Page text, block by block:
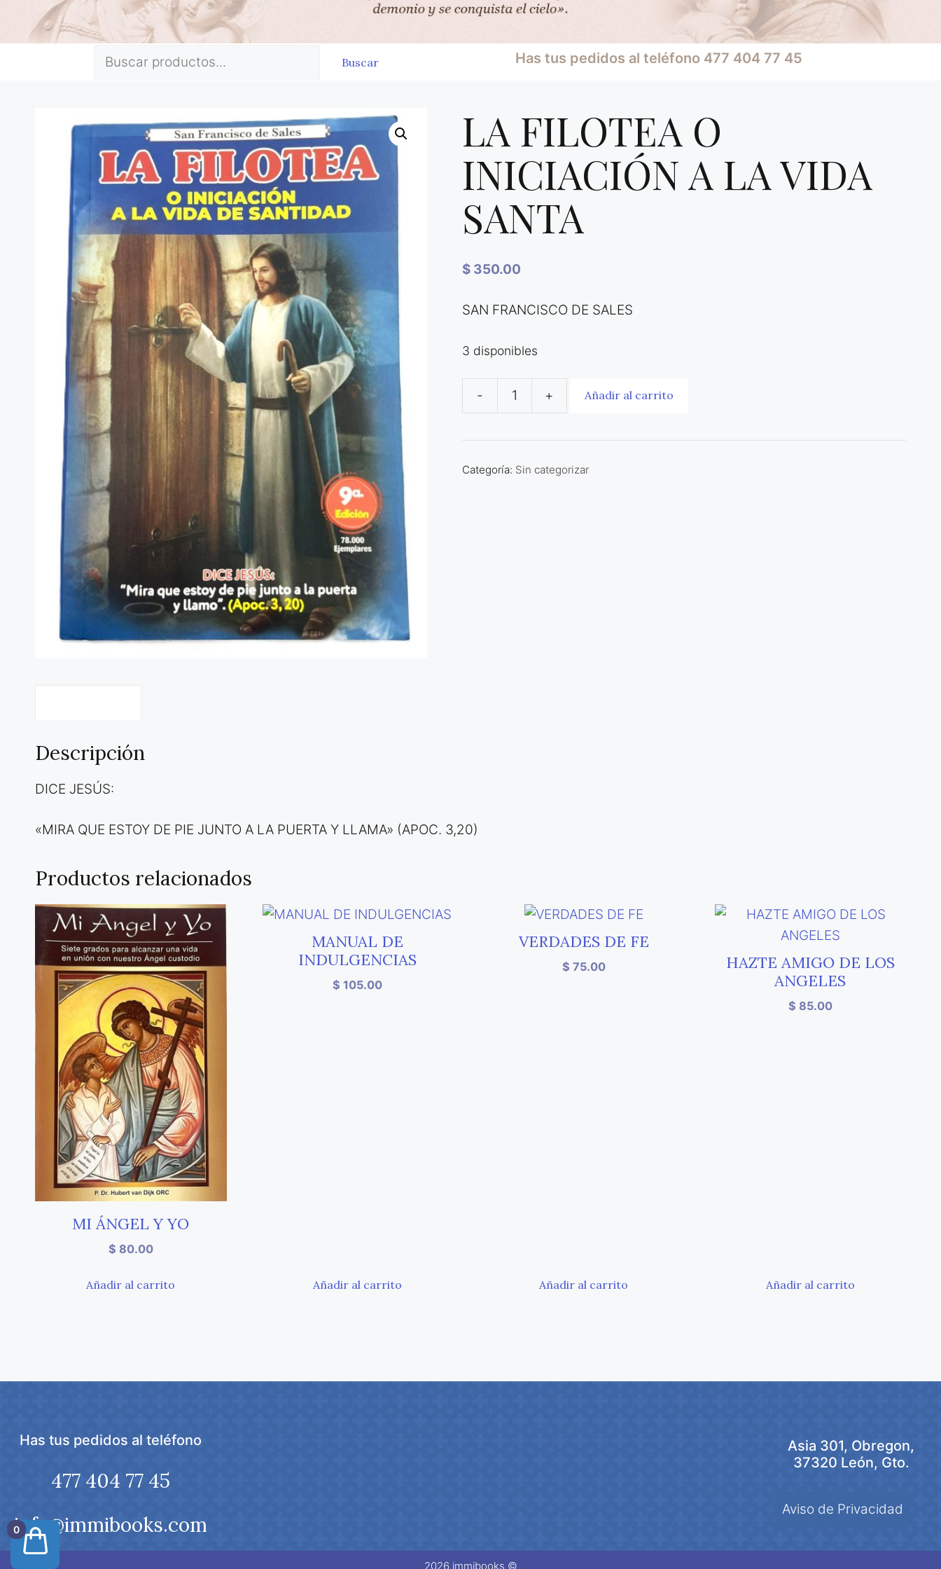
Buscar Buscar Has tus pedidos al teléfono 477 404 77 45
LA FILOTEA O
INICIACIÓN A LA VIDA
SANTA
$350.00
SAN FRANCISCO DE SALES
3 disponibles
-
INICIACIÓN
+ Añadir al carrito
Categoría: Sin categorizar
Descripción
DICE JESÚS:
«MIRA QUE ESTOY DE PIE JUNTO A LA PUERTA Y LLAMA» (APOC. 3,20)
Productos relacionados
MI ÁNGEL Y YO
$ 80.00
Añadir al carrito
MANUAL DE
INDULGENCIAS
$ 105.00
Añadir al carrito
VERDADES DE FE
$ 75.00
Añadir al carrito
HAZTE AMIGO DE LOS
ANGELES
$ 85.00
Añadir al carrito
Has tus pedidos al teléfono
477 404 77 45
info@immibooks.com
Asia 301, Obregon,
37320 León, Gto.
Aviso de Privacidad
2026 immibooks ©
0